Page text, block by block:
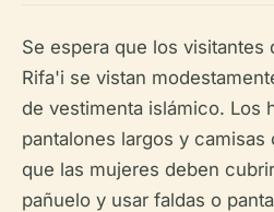
Se espera que los visitantes
Rifa'i se vistan
de vestimenta islámico. Los
pantalones largos y
que las mujeres deben
pañuelo y usar faldas o